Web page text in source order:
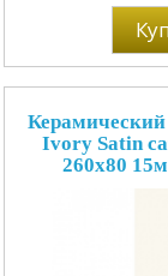
Ivory Satin
260x80